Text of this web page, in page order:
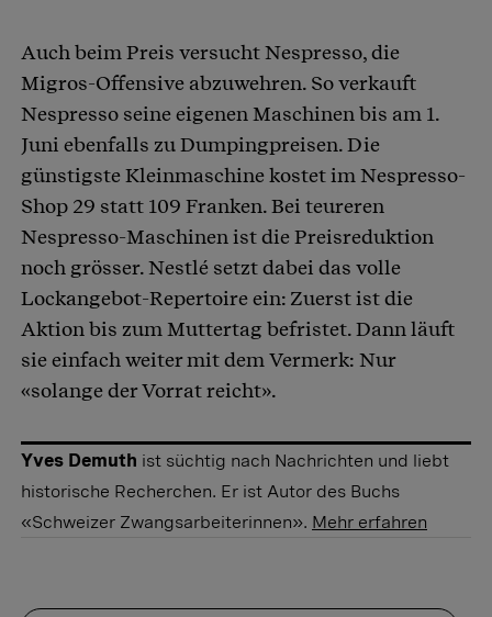
Auch beim Preis versucht Nespresso, die
Migros-Offensive abzuwehren. So verkauft
Nespresso seine eigenen Maschinen bis am 1.
Juni ebenfalls zu Dumpingpreisen. Die
günstigste Kleinmaschine kostet im Nespresso-
Shop 29 statt 109 Franken. Bei teureren
Nespresso-Maschinen ist die Preisreduktion
noch grösser. Nestlé setzt dabei das volle
Lockangebot-Repertoire ein: Zuerst ist die
Aktion bis zum Muttertag befristet. Dann läuft
sie einfach weiter mit dem Vermerk: Nur
«solange der Vorrat reicht».
Yves Demuth ist süchtig nach Nachrichten und liebt
historische Recherchen. Er ist Autor des Buchs
«Schweizer Zwangsarbeiterinnen». Mehr erfahren